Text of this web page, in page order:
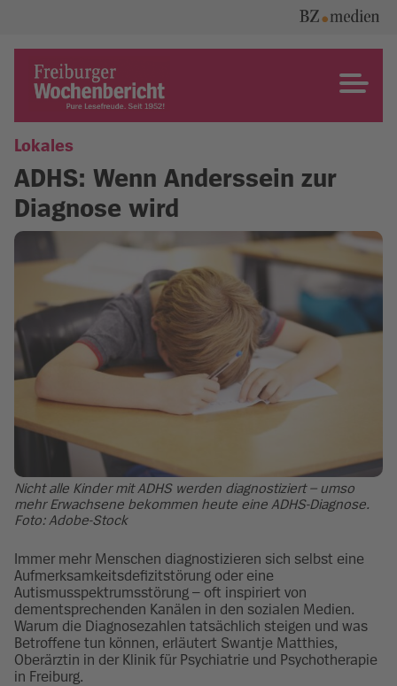
content
Freiburger Wochenbericht
Lokales
ADHS: Wenn Anderssein zur
Diagnose wird
Nicht alle Kinder mit ADHS werden diagnostiziert – umso
mehr Erwachsene bekommen heute eine ADHS-Diagnose.
Foto: Adobe-Stock
Immer mehr Menschen diagnostizieren sich selbst eine
Aufmerksamkeitsdefizitstörung oder eine
Autismusspektrumsstörung – oft inspiriert von
dementsprechenden Kanälen in den sozialen Medien.
Warum die Diagnosezahlen tatsächlich steigen und was
Betroffene tun können, erläutert Swantje Matthies,
Oberärztin in der Klinik für Psychiatrie und Psychotherapie
in Freiburg.